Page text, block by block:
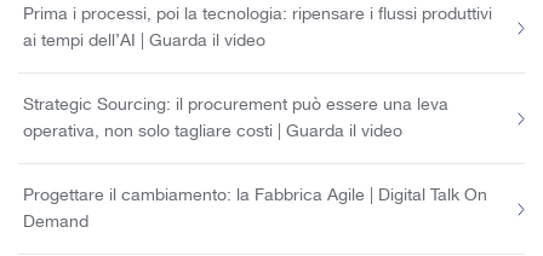
Prima i processi, poi la tecnologia: ripensare i flussi produttivi
ai tempi dell’AI | Guarda il video
Strategic Sourcing: il procurement può essere una leva
operativa, non solo tagliare costi | Guarda il video
Progettare il cambiamento: la Fabbrica Agile | Digital Talk On
Demand